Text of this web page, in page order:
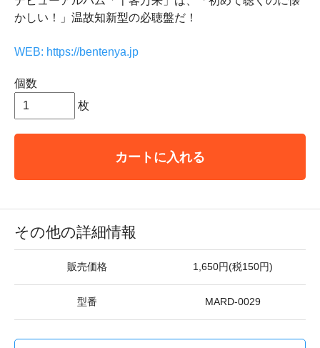
かしい！」温故知新型の必聴盤だ！
WEB: https://bentenya.jp
個数
枚
カートに入れる
その他の詳細情報
販売価格 1,650円(税150円)
型番 MARD-0029